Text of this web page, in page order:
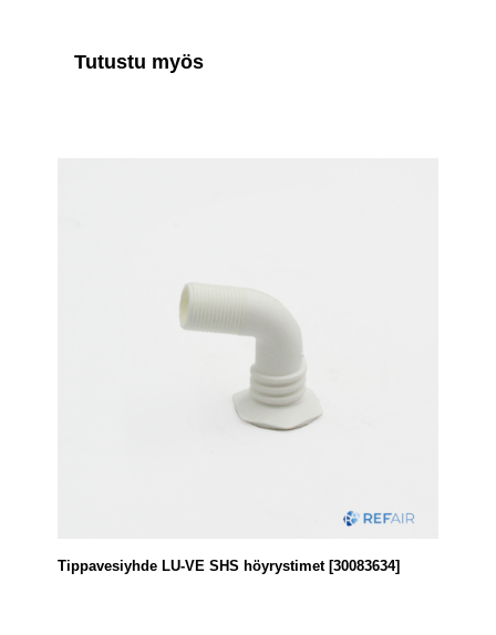
Tutustu myös
Tippavesiyhde LU-VE SHS höyrystimet [30083634]